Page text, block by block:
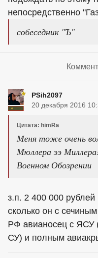
непосредственно
собеседник "Ъ"
PSih2097
20 декабря 2016
Цитата: himRa
Меня тоже очень
Мюллера ээ
Военном Обозрении
з.п. 2 400 000
сколько он с
РФ авианосец с ЯСУ
СУ) и полным